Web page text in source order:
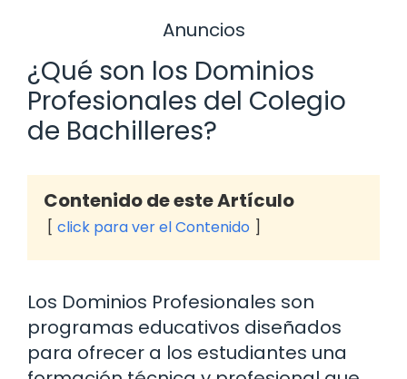
Anuncios
¿Qué son los Dominios
Profesionales del Colegio
de Bachilleres?
Contenido de este Artículo
click para ver el Contenido
Los Dominios Profesionales son
programas educativos diseñados
para ofrecer a los estudiantes una